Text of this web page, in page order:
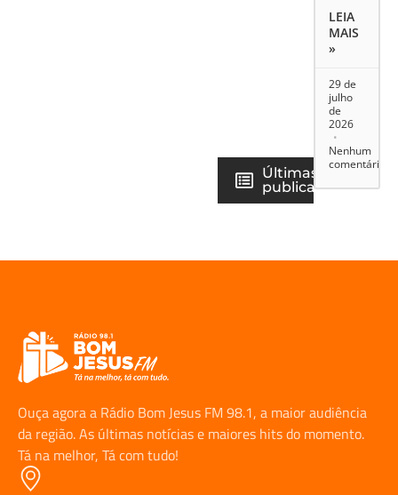
Últimas
publicações
LEIA
MAIS
»
29 de
julho
de
2026
Nenhum
comentário
Ouça agora a Rádio Bom Jesus FM 98.1, a maior audiência
da região. As últimas notícias e maiores hits do momento.
Tá na melhor, Tá com tudo!